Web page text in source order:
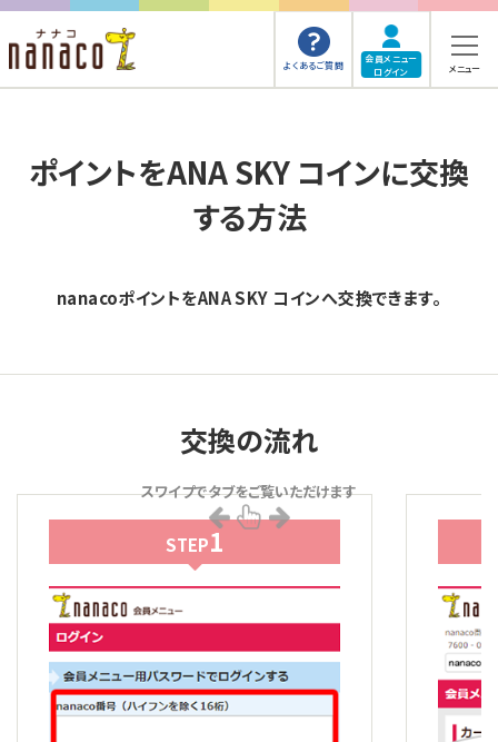
よくあるご質問
会員メニュー
ログイン
メニュー
ポイントをANA SKY コインに交換
する方法
nanacoポイントをANA SKY コインへ交換できます。
交換の流れ
スワイプでタブをご覧いただけます
STEP1